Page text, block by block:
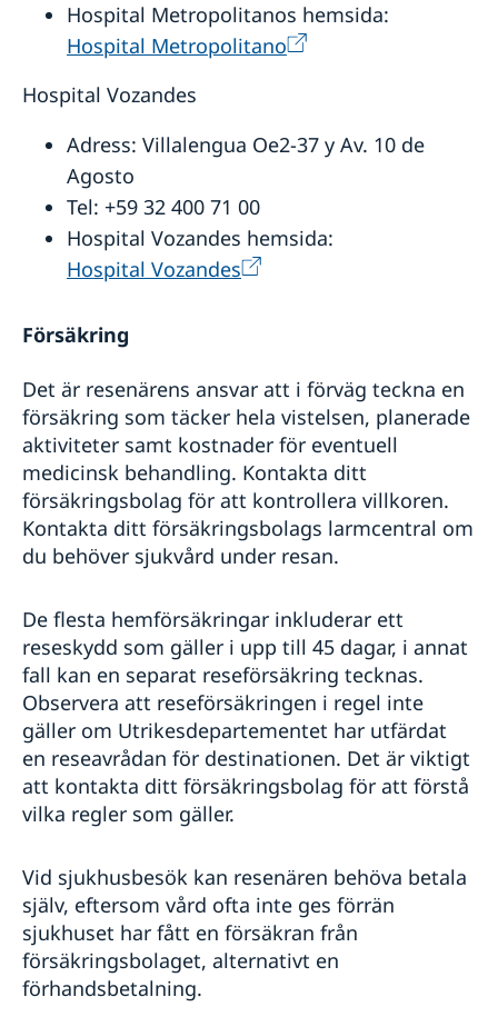
Hospital Metropolitanos hemsida:
Hospital Metropolitano
Hospital Vozandes
Adress: Villalengua Oe2-37 y Av. 10 de
Agosto
Tel: +59 32 400 71 00
Hospital Vozandes hemsida:
Hospital Vozandes
Försäkring
Det är resenärens ansvar att i förväg teckna en
försäkring som täcker hela vistelsen, planerade
aktiviteter samt kostnader för eventuell
medicinsk behandling. Kontakta ditt
försäkringsbolag för att kontrollera villkoren.
Kontakta ditt försäkringsbolags larmcentral om
du behöver sjukvård under resan.
De flesta hemförsäkringar inkluderar ett
reseskydd som gäller i upp till 45 dagar, i annat
fall kan en separat reseförsäkring tecknas.
Observera att reseförsäkringen i regel inte
gäller om Utrikesdepartementet har utfärdat
en reseavrådan för destinationen. Det är viktigt
att kontakta ditt försäkringsbolag för att förstå
vilka regler som gäller.
Vid sjukhusbesök kan resenären behöva betala
själv, eftersom vård ofta inte ges förrän
sjukhuset har fått en försäkran från
försäkringsbolaget, alternativt en
förhandsbetalning.